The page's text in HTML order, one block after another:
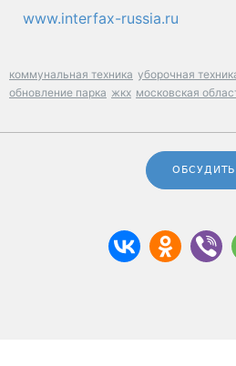
www.interfax-russia.ru
коммунальная техника уборочная
обновление парка жкх московская
ОБСУДИТЬ